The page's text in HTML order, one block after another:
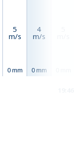
5
m/s
0 mm
4
m/s
0 mm